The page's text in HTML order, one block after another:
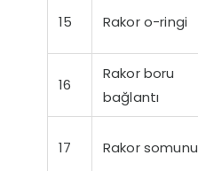
15 Rakor o-ringi
16
Rakor boru
bağlantı
17 Rakor somunu